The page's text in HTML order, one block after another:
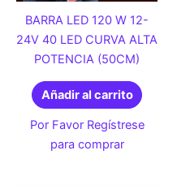
BARRA LED 120 W 12-
24V 40 LED CURVA ALTA
POTENCIA (50CM)
Añadir al carrito
Por Favor Regístrese
para comprar